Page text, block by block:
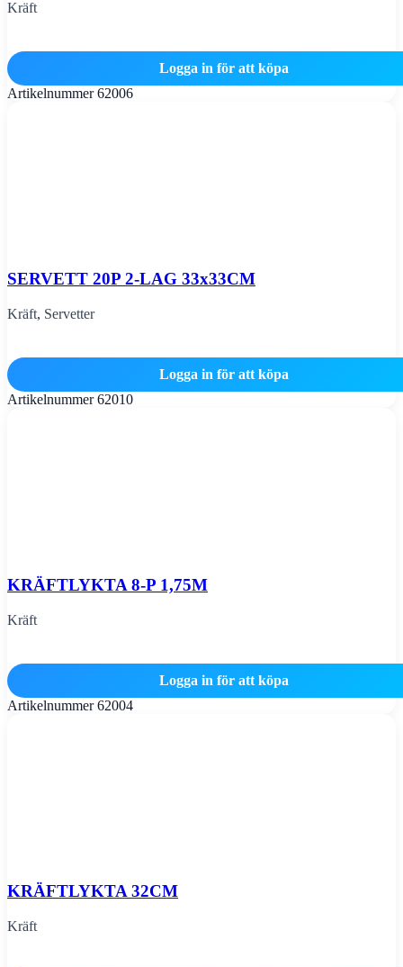
Kräft
Logga in för att köpa
Artikelnummer62006
SERVETT 20P 2-LAG 33x33CM
Kräft, Servetter
Logga in för att köpa
Artikelnummer62010
KRÄFTLYKTA 8-P 1,75M
Kräft
Logga in för att köpa
Artikelnummer62004
KRÄFTLYKTA 32CM
Kräft